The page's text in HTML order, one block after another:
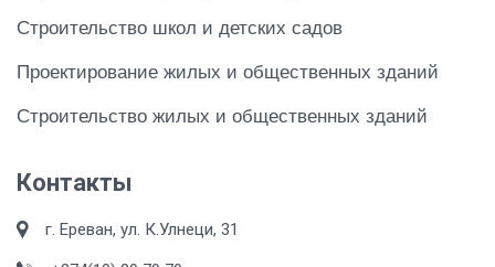
Строительство школ и детских садов
Проектирование жилых и общественных зданий
Строительство жилых и общественных зданий
Контакты
г. Ереван, ул. К.Улнеци, 31